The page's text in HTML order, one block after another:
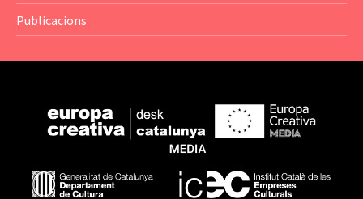
Publicacions